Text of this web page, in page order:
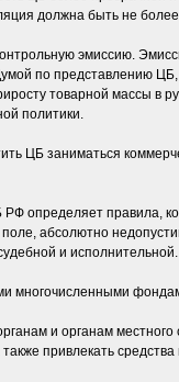
должна быть не
эмиссию.
по представлению
товарной массы в
политики.
ЦБ заниматься
РФ определяет правила,
абсолютно
и исполнительной.
многочисленными
и органам
привлекать